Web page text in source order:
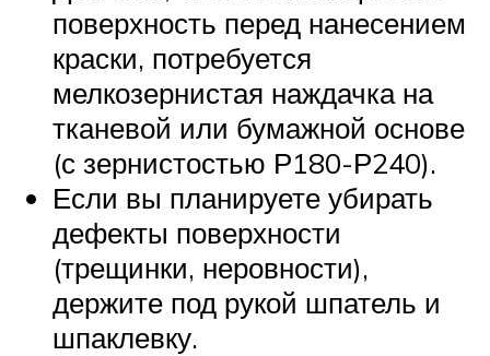
поверхность перед нанесением
краски, потребуется
мелкозернистая наждачка на
тканевой или бумажной основе
(с зернистостью Р180-Р240).
Если вы планируете убирать
дефекты поверхности
(трещинки, неровности),
держите под рукой шпатель и
шпаклевку.